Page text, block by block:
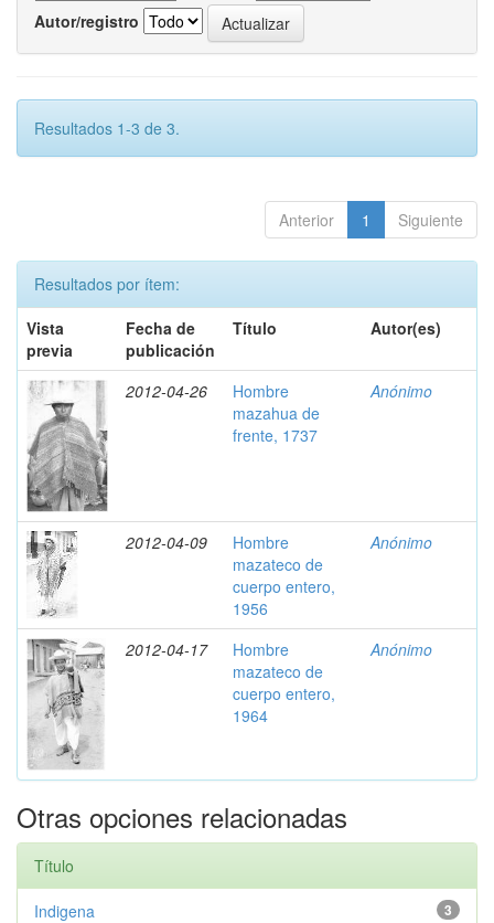
Autor/registro
Resultados 1-3 de 3.
Anterior 1 Siguiente
Resultados por ítem:
Vista
previa
Fecha de
publicación
Título Autor(es)
2012-04-26
Hombre
mazahua de
frente, 1737
Anónimo
2012-04-09
Hombre
mazateco de
cuerpo entero,
1956
Anónimo
2012-04-17
Hombre
mazateco de
cuerpo entero,
1964
Anónimo
Otras opciones relacionadas
Título
3
Indigena